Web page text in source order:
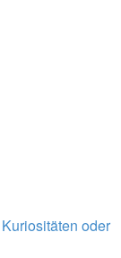
Kuriositäten oder